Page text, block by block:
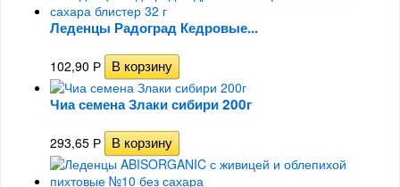
Леденцы Радоград Кедровые...
102,90 Р
Чиа семена Злаки сибири 200г
293,65 Р